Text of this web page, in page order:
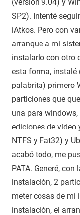
(versión 9.04) y
SP2). Intenté
iAtkos. Pero con
arranque a mi
instalarlo con otro
esta forma, instalé
palabrita) primero
particiones que
una para
ediciones de vídeo
NTFS y Fat32) y
acabó todo, me
PATA. Generé,
instalación, 2
meter cosas de mi
instalación, el